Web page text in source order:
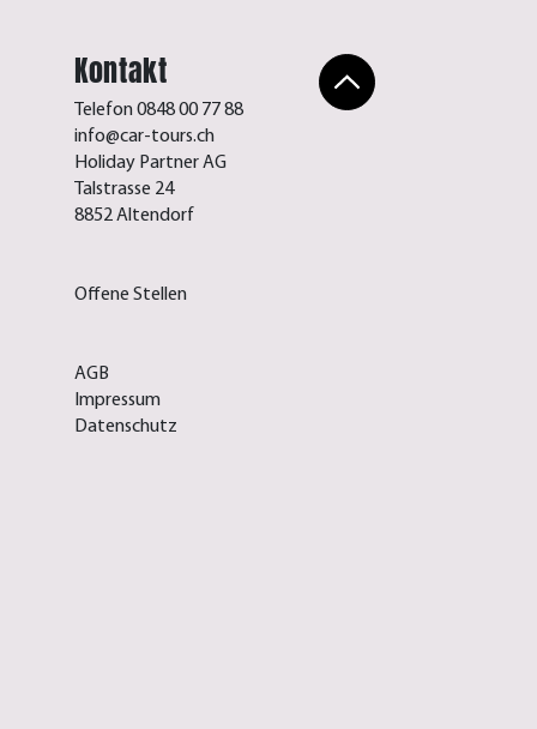
Kontakt
Telefon 0848 00 77 88
info@car-tours.ch
Holiday Partner AG
Talstrasse 24
8852 Altendorf
Offene Stellen
AGB
Impressum
Datenschutz